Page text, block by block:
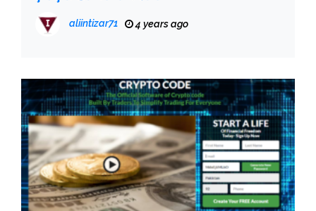
aliintizar71 4 years ago